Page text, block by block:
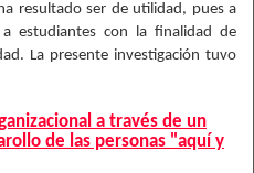
resultado ser de utilidad, pues a
estudiantes con la finalidad de
La presente investigación tuvo
a través de un
de las personas "aquí y